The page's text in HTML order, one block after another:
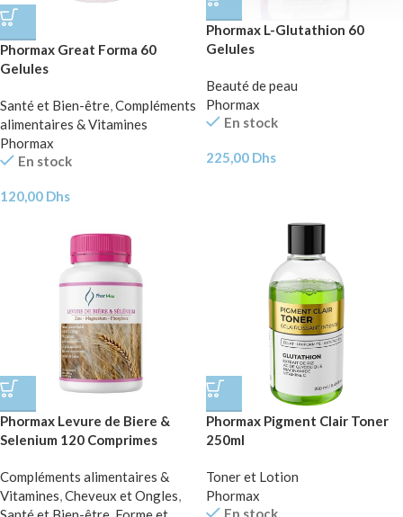
Phormax Great Forma 60
Gelules
Santé et Bien-être,Compléments
alimentaires & Vitamines
Phormax
En stock
120,00 Dhs
Phormax L-Glutathion 60
Gelules
Beauté de peau
Phormax
En stock
225,00 Dhs
Phormax Levure de Biere &
Selenium 120 Comprimes
Compléments alimentaires &
Vitamines,Cheveux et Ongles,
Phormax Pigment Clair Toner
250ml
Toner et Lotion
Phormax
En stock